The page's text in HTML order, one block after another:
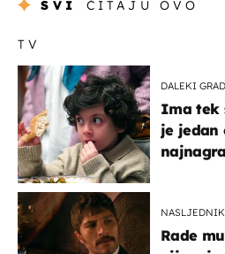
SVI ČITAJU OVO
TV
DALEKI GRAD
Ima tek
je jedan
NASLJEDNIK
Rade